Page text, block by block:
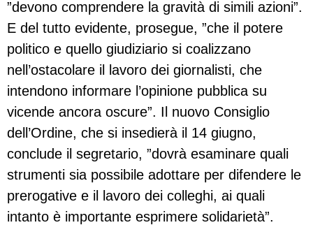
”devono comprendere la gravità di simili azioni”.
E del tutto evidente, prosegue, ”che il potere
politico e quello giudiziario si coalizzano
nell’ostacolare il lavoro dei giornalisti, che
intendono informare l’opinione pubblica su
vicende ancora oscure”. Il nuovo Consiglio
dell’Ordine, che si insedierà il 14 giugno,
conclude il segretario, ”dovrà esaminare quali
strumenti sia possibile adottare per difendere le
prerogative e il lavoro dei colleghi, ai quali
intanto è importante esprimere solidarietà”.